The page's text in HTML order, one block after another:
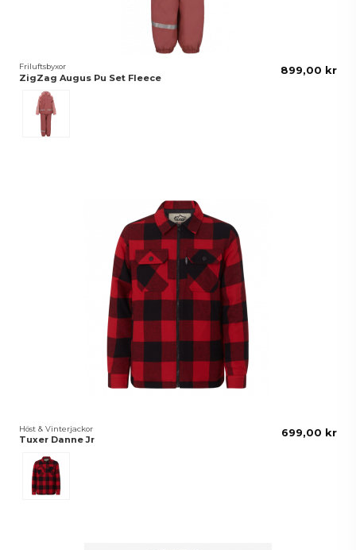
Friluftsbyxor
ZigZag Augus Pu Set Fleece
Rosa
899,00 kr
Höst & Vinterjackor
Tuxer Danne Jr
Röd
699,00 kr